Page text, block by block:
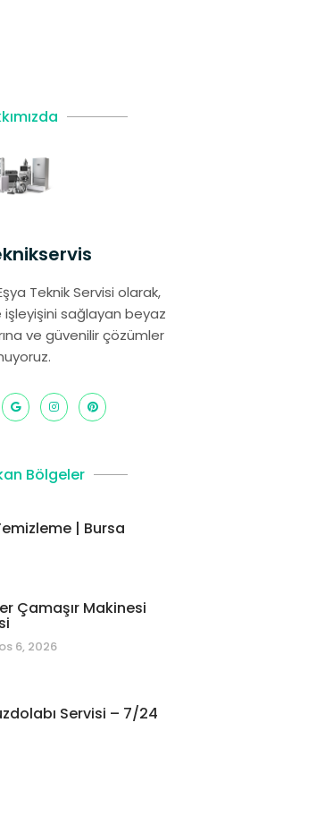
Teknik Servisi olarak,
sağlayan beyaz
ve güvenilir çözümler
Bölgeler
| Bursa
Çamaşır Makinesi
6, 2026
Servisi – 7/24